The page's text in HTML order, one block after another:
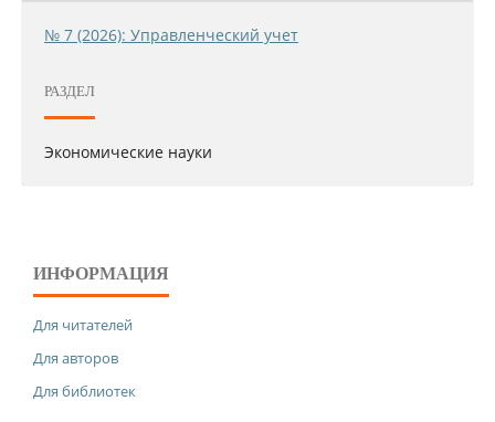
№ 7 (2026): Управленческий учет
РАЗДЕЛ
Экономические науки
ИНФОРМАЦИЯ
Для читателей
Для авторов
Для библиотек